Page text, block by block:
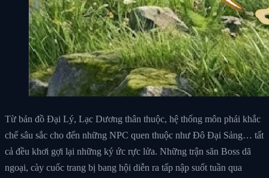
Từ bản đồ Đại Lý, Lạc Dương thân thuộc, hệ thống môn phái khắc
chế sâu sắc cho đến những NPC quen thuộc như Đô Đại Sảng… tất
cả đều khơi gợi lại những ký ức rực lửa. Những trận săn Boss dã
ngoại, cày cuốc trang bị bang hội diễn ra tấp nập suốt tuần qua